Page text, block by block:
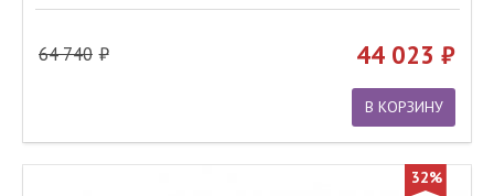
64 740 44 023
В КОРЗИНУ
32%